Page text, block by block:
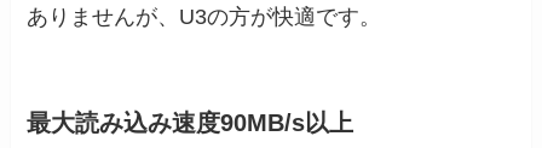
ありませんが、U3の方が快適です。
最大読み込み速度90MB/s以上